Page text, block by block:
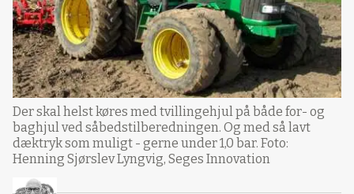
Der skal helst køres med tvillingehjul på både for- og
baghjul ved såbedstilberedningen. Og med så lavt
dæktryk som muligt - gerne under 1,0 bar. Foto:
Henning Sjørslev Lyngvig, Seges Innovation